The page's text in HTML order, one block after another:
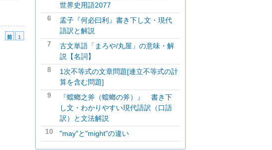
前 1
世界史用語2077
6
孟子『何必曰利』書き下し文・現代
語訳と解説
7
古文単語「まろや/丸屋」の意味・解
説【名詞】
8
1次不等式の文章問題[連立不等式の計
算を含む問題]
9
『蟷螂之斧（蟷螂の斧）』 書き下
し文・わかりやすい現代語訳（口語
訳）と文法解説
10
"may"と"might"の違い